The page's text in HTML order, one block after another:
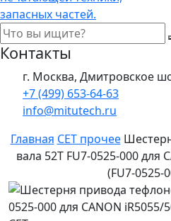
Контакты
г. Москва, Дмитровское
+7 (499) 653-64-63
info@mitutech.ru
Главная CET прочее
вала 52T FU7-0525-000 для
(FU7-0525-